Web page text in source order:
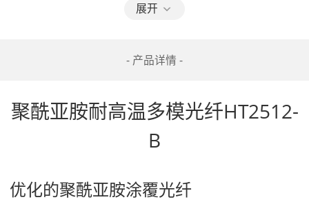
展开
- 产品详情 -
聚酰亚胺耐高温多模光纤HT2512-
B
优化的聚酰亚胺涂覆光纤